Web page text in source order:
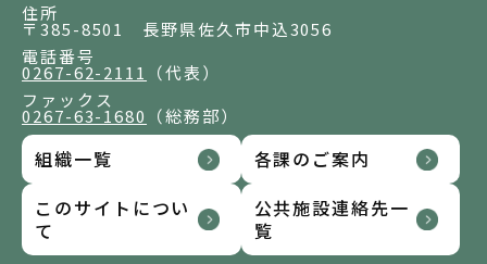
住所
〒385-8501 長野県佐久市中込3056
電話番号
0267-62-2111
（代表）
ファックス
0267-63-1680 （総務部）
組織一覧
各課のご案内
このサイトについ
て
公共施設連絡先一
覧